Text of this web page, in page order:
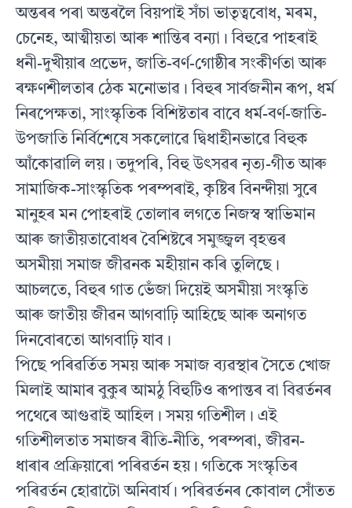
অন্তৰৰ পৰা অন্তৰলৈ বিয়পাই সঁচা ভাতৃত্ববােধ, মৰম,
চেনেহ, আত্মীয়তা আৰু শান্তিৰ বন্যা। বিহুৱে পাহৰাই
ধনী-দুখীয়াৰ প্রভেদ, জাতি-বর্ণ-গােষ্ঠীৰ সংকীর্ণতা আৰু
ৰক্ষণশীলতাৰ ঠেক মনােভাৱ। বিহুৰ সার্বজনীন ৰূপ, ধর্ম
নিৰপেক্ষতা, সাংস্কৃতিক বিশিষ্টতাৰ বাবে ধর্ম-বর্ণ-জাতি-
উপজাতি নির্বিশেষে সকলােৱে দ্বিধাহীনভাৱে বিহুক
আঁকোৱালি লয়। তদুপৰি, বিহু উৎসৱৰ নৃত্য-গীত আৰু
সামাজিক-সাংস্কৃতিক পৰম্পৰাই, কৃষ্টিৰ বিনন্দীয়া সুৰে
মানুহৰ মন পােহৰাই তােলাৰ লগতে নিজস্ব স্বাভিমান
আৰু জাতীয়তাবােধৰ বৈশিষ্টৰে সমুজ্জ্বল বৃহত্তৰ
অসমীয়া সমাজ জীৱনক মহীয়ান কৰি তুলিছে।
আচলতে, বিহুৰ গাত ভেঁজা দিয়েই অসমীয়া সংস্কৃতি
আৰু জাতীয় জীৱন আগবাঢ়ি আহিছে আৰু অনাগত
দিনবােৰতাে আগবাঢ়ি যাব।
পিছে পৰিৱর্তিত সময় আৰু সমাজ ব্যৱস্থাৰ সৈতে খােজ
মিলাই আমাৰ বুকুৰ আমঠু বিহুটিও ৰূপান্তৰ বা বিৱৰ্তনৰ
পথেৰে আগুৱাই আহিল। সময় গতিশীল। এই
গতিশীলতাত সমাজৰ ৰীতি-নীতি, পৰম্পৰা, জীৱন-
ধাৰাৰ প্ৰক্রিয়াৰাে পৰিৱর্তন হয়। গতিকে সংস্কৃতিৰ
পৰিৱৰ্তন হােৱাটো অনিবার্য। পৰিৱৰ্তনৰ কোবাল সোঁতত